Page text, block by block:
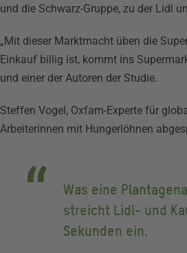
und die Schwarz-Gruppe, zu der Lidl
„Mit dieser Marktmacht üben die
Einkauf billig ist, kommt ins
und einer der Autoren der Studie.
Steffen Vogel, Oxfam-Experte für
Arbeiterinnen mit Hungerlöhnen
Was eine
streicht Lidl- und
Sekunden ein.